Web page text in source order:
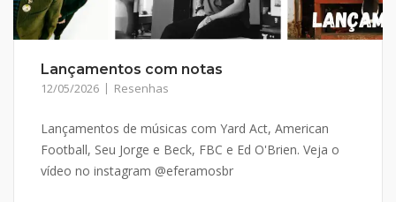
Lançamentos com notas
12/05/2026 Resenhas
Lançamentos de músicas com Yard Act, American
Football, Seu Jorge e Beck, FBC e Ed O'Brien. Veja o
vídeo no instagram @eferamosbr